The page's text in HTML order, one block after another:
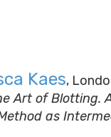
Kaes,
Art of Blotting.
Method as